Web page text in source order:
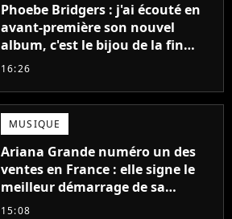
Phoebe Bridgers : j'ai écouté en
avant-première son nouvel
album, c'est le bijou de la fin
d'été
16:26
MUSIQUE
Ariana Grande numéro un des
ventes en France : elle signe le
meilleur démarrage de sa
carrière avec son album Petal
15:08